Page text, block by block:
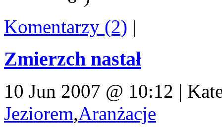
Komentarzy (2) |
Zmierzch nastał
10 Jun 2007 @ 10:12 |
Jeziorem,Aranżacje